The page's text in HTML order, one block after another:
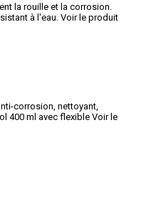
la rouille et la corrosion.
à l'eau. Voir le produit
corrosion, nettoyant,
400 ml avec flexible Voir le